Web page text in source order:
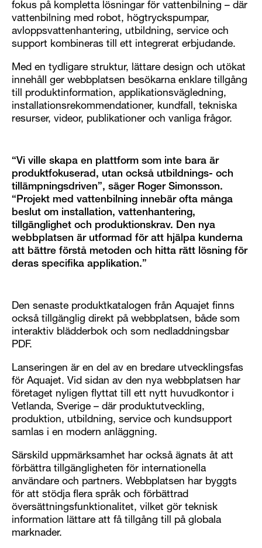
fokus på kompletta lösningar för vattenbilning – där
vattenbilning med robot, högtryckspumpar,
avloppsvattenhantering, utbildning, service och
support kombineras till ett integrerat erbjudande.
Med en tydligare struktur, lättare design och utökat
innehåll ger webbplatsen besökarna enklare tillgång
till produktinformation, applikationsvägledning,
installationsrekommendationer, kundfall, tekniska
resurser, videor, publikationer och vanliga frågor.
“Vi ville skapa en plattform som inte bara är
produktfokuserad, utan också utbildnings- och
tillämpningsdriven”, säger Roger Simonsson.
“Projekt med vattenbilning innebär ofta många
beslut om installation, vattenhantering,
tillgänglighet och produktionskrav. Den nya
webbplatsen är utformad för att hjälpa kunderna
att bättre förstå metoden och hitta rätt lösning för
deras specifika applikation.”
Den senaste produktkatalogen från Aquajet finns
också tillgänglig direkt på webbplatsen, både som
interaktiv blädderbok och som nedladdningsbar
PDF.
Lanseringen är en del av en bredare utvecklingsfas
för Aquajet. Vid sidan av den nya webbplatsen har
företaget nyligen flyttat till ett nytt huvudkontor i
Vetlanda, Sverige – där produktutveckling,
produktion, utbildning, service och kundsupport
samlas i en modern anläggning.
Särskild uppmärksamhet har också ägnats åt att
förbättra tillgängligheten för internationella
användare och partners. Webbplatsen har byggts
för att stödja flera språk och förbättrad
översättningsfunktionalitet, vilket gör teknisk
information lättare att få tillgång till på globala
marknader.